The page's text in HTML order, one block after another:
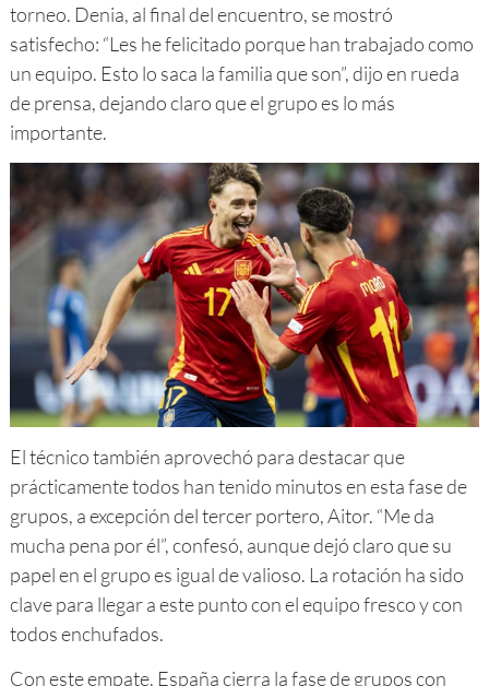
torneo. Denia, al final del encuentro, se mostró
satisfecho: “Les he felicitado porque han trabajado como
un equipo. Esto lo saca la familia que son”, dijo en rueda
de prensa, dejando claro que el grupo es lo más
importante.
El técnico también aprovechó para destacar que
prácticamente todos han tenido minutos en esta fase de
grupos, a excepción del tercer portero, Aitor. “Me da
mucha pena por él”, confesó, aunque dejó claro que su
papel en el grupo es igual de valioso. La rotación ha sido
clave para llegar a este punto con el equipo fresco y con
todos enchufados.
Con este empate, España cierra la fase de grupos con